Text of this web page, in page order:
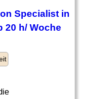
Specialist in
20 h/ Woche